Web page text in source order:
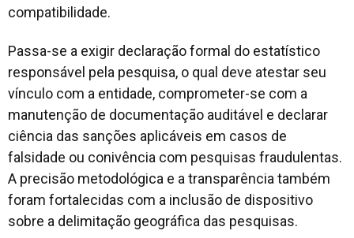
compatibilidade.
Passa-se a exigir declaração formal do estatístico
responsável pela pesquisa, o qual deve atestar seu
vínculo com a entidade, comprometer-se com a
manutenção de documentação auditável e declarar
ciência das sanções aplicáveis em casos de
falsidade ou conivência com pesquisas fraudulentas.
A precisão metodológica e a transparência também
foram fortalecidas com a inclusão de dispositivo
sobre a delimitação geográfica das pesquisas.